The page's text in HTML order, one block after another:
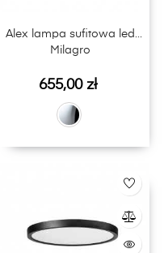
Alex lampa sufitowa led
Milagro
Cena
655,00 zł